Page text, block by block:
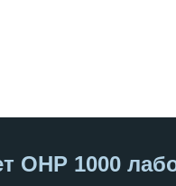
ОНР 1000